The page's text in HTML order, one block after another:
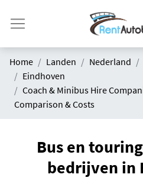
Home Landen Nederland
Eindhoven
Coach & Minibus Hire
Comparison & Costs
Bus en
bedrijven in